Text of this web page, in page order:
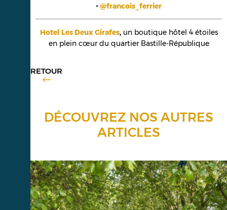
-@francois_ferrier
Hotel Les Deux Girafes,un boutique hôtel 4 étoiles
en plein cœur du quartier Bastille-République
RETOUR
DÉCOUVREZ NOS AUTRES
ARTICLES